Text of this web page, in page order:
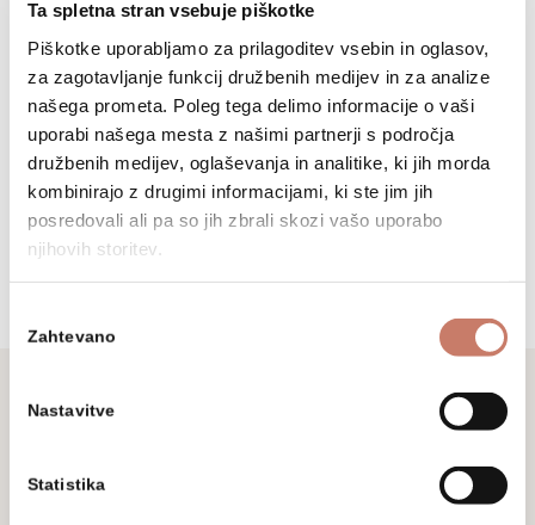
Ta spletna stran vsebuje piškotke
Piškotke uporabljamo za prilagoditev vsebin in oglasov,
za zagotavljanje funkcij družbenih medijev in za analize
našega prometa. Poleg tega delimo informacije o vaši
uporabi našega mesta z našimi partnerji s področja
družbenih medijev, oglaševanja in analitike, ki jih morda
kombinirajo z drugimi informacijami, ki ste jim jih
posredovali ali pa so jih zbrali skozi vašo uporabo
njihovih storitev.
soglasja
Zahtevano
Nastavitve
Statistika
Osnovne informacije
+386 (0)5 37 266 00
tajnistvo@muzej-idrija-
cerkno.si